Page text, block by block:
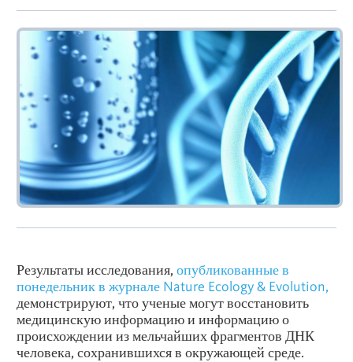
Результаты исследования, опубликованные в
понедельник в журнале Nature Ecology & Evolution,
демонстрируют, что ученые могут восстановить
медицинскую информацию и информацию о
происхождении из мельчайших фрагментов ДНК
человека, сохранившихся в окружающей среде.